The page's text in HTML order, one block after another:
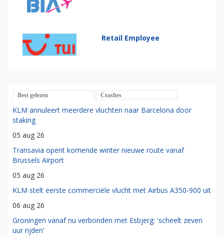
Retail Employee
Best gelezen Crashes
KLM annuleert meerdere vluchten naar Barcelona door
staking
05 aug 26
Transavia opent komende winter nieuwe route vanaf
Brussels Airport
05 aug 26
KLM stelt eerste commerciële vlucht met Airbus A350-900 uit
06 aug 26
Groningen vanaf nu verbonden met Esbjerg: 'scheelt zeven
uur rijden'